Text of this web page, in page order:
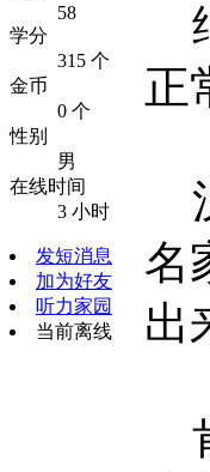
58
学分
315 个
金币
0 个
性别
男
在线时间
3 小时
发短消息
加为好友
听力家园
当前离线
正
名
出